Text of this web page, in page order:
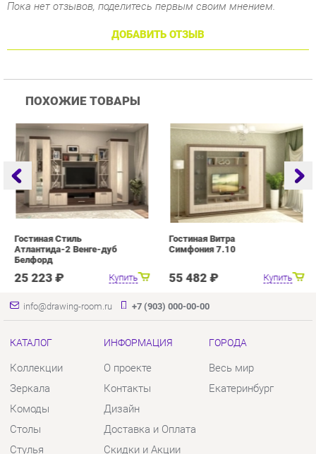
Купить
Гостиная Стиль
Атлантида-2 Венге-дуб
Белфорд
25 223 ₽ Купить
Гостиная Витра
Симфония 7.10
55 482 ₽
info@drawing-room.ru +7 (903) 000-00-00
Коллекции
Зеркала
Шкафы
Комплектующие
О проекте
Контакты
Гарантия
Помощь
Екатеринбург
КОНТАКТЫ